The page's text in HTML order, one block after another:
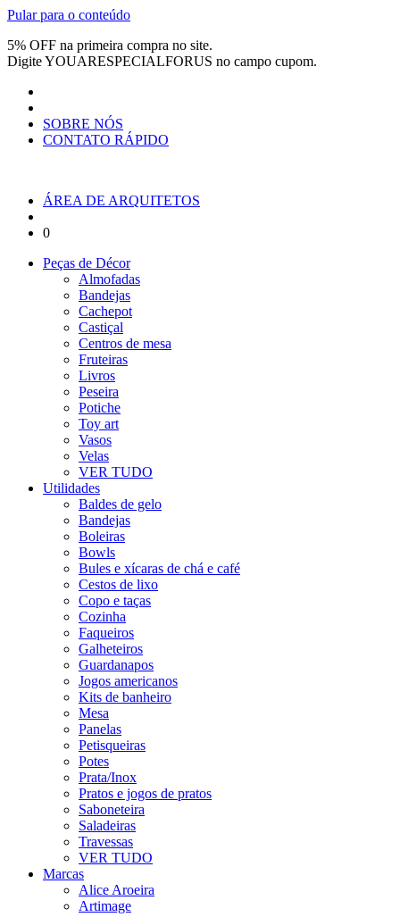
Pular para o conteúdo
5% OFF na primeira compra no site.
DigiteYOUARESPECIALFORUS no campo cupom.
SOBRE NÓS
CONTATO RÁPIDO
ÁREA DE ARQUITETOS
0
Peças de Décor
Almofadas
Bandejas
Cachepot
Castiçal
Centros de mesa
Fruteiras
Livros
Peseira
Potiche
Toy art
Vasos
Velas
VER TUDO
Utilidades
Baldes de gelo
Bandejas
Boleiras
Bowls
Bules e xícaras de chá e café
Cestos de lixo
Copo e taças
Cozinha
Faqueiros
Galheteiros
Guardanapos
Jogos americanos
Kits de banheiro
Mesa
Panelas
Petisqueiras
Potes
Prata/Inox
Pratos e jogos de pratos
Saboneteira
Saladeiras
Travessas
VER TUDO
Marcas
Alice Aroeira
Artimage